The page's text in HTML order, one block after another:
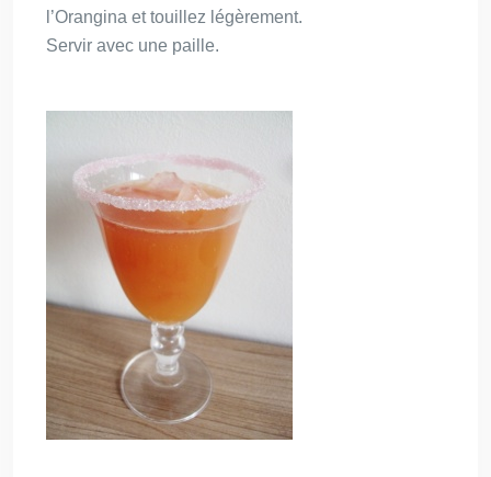
l’Orangina et touillez légèrement.
Servir avec une paille.